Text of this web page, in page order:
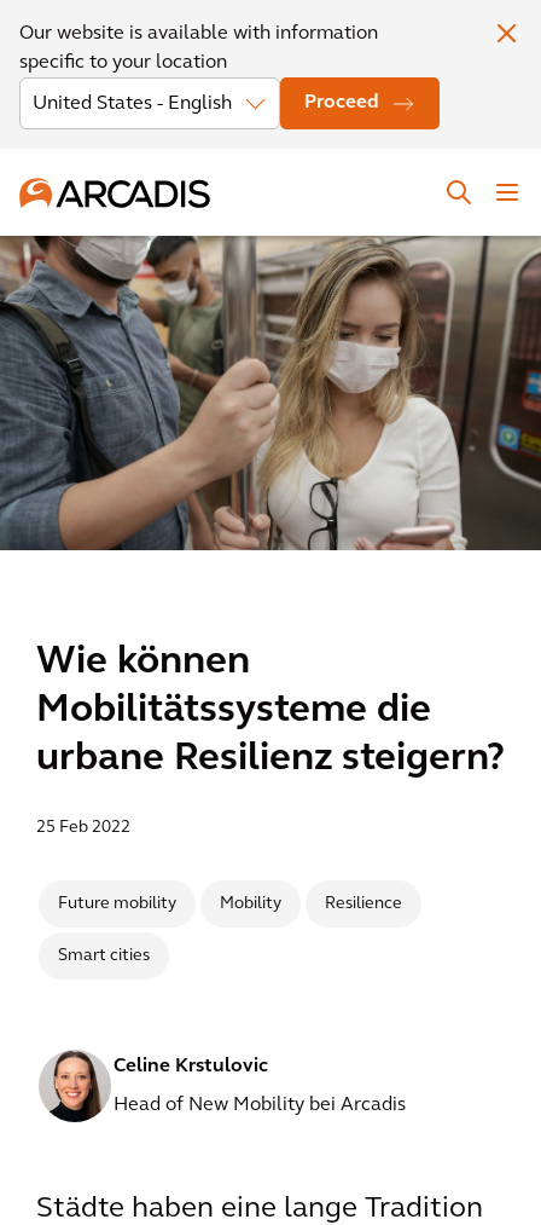
Our website is available with information
specific to your location
Proceed
Wie können
Mobilitätssysteme die
urbane Resilienz steigern?
25 Feb 2022
Future mobility Mobility Resilience
Smart cities
Celine Krstulovic
Head of New Mobility bei Arcadis
Städte haben eine lange Tradition